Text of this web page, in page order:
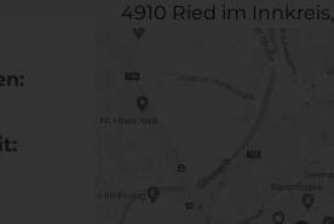
4910 Ried im Innkreis,